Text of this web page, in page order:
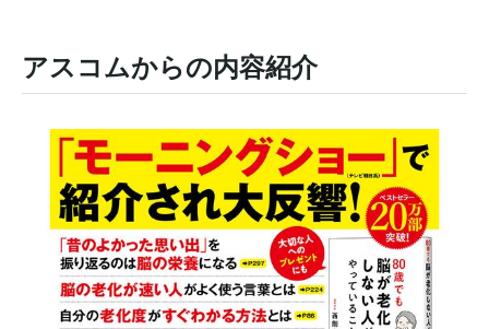
アスコムからの内容紹介